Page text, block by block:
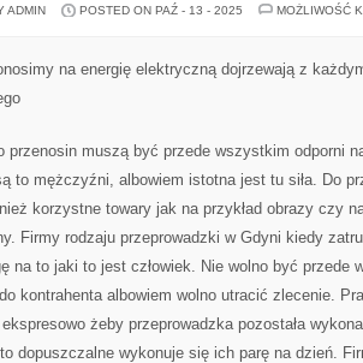
ADMIN POSTED ON PAŹ - 13 - 2025
MOŻLIWOŚĆ
na energię elektryczną dojrzewają z
przenosin muszą być przede wszystkim odporni
to mężczyźni, albowiem istotna jest tu siła. Do
korzystne towary jak na przykład obrazy czy
Firmy rodzaju przeprowadzki w Gdyni kiedy
na to jaki to jest człowiek. Nie wolno być przede
kontrahenta albowiem wolno utracić zlecenie.
żeby przeprowadzka pozostała
dopuszczalne wykonuje się ich parę na dzień.